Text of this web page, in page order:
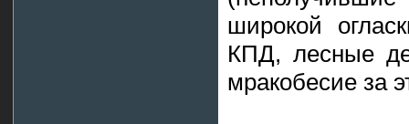
широкой
КПД, лесные
мракобесие за